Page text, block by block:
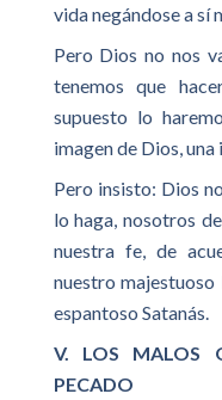
vida negándose a sí
Pero Dios no nos
tenemos que
supuesto lo
imagen de Dios,
Pero insisto: Dios
lo haga, nosotros
nuestra fe, de
nuestro majestuoso
espantoso Satanás.
V. LOS MALOS
PECADO